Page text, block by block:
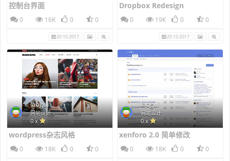
控制台界面
0 16K 0 0
20 10 2017
Dropbox Redesign
0 19K 0 0
20 10 2017
laogui
网站设计
0 x
wordpress杂志风格
0 18K 0 0
laogui
网站设计
0 x
xenforo 2.0 简单修改
0 18K 0 0